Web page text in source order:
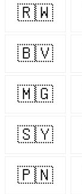
🇷🇼
🇧🇻
🇲🇬
🇸🇾
🇵🇳